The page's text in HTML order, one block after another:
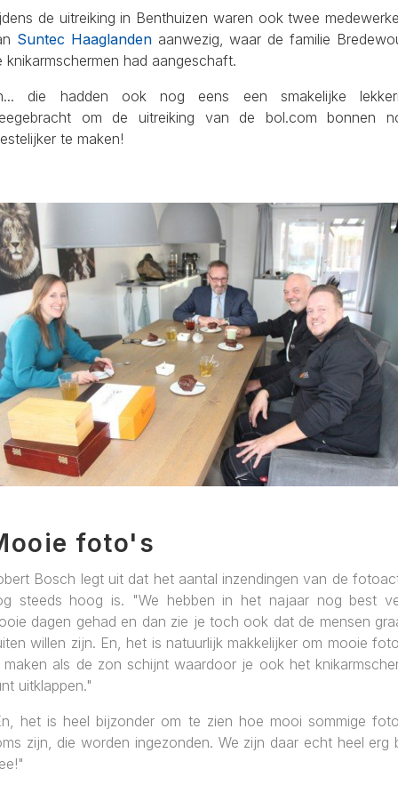
de uitreiking in Benthuizen waren ook twee
Suntec Haaglandenaanwezig, waar de familie
knikarmschermen had aangeschaft.
die hadden ook nog eens een smakelijke
om de uitreiking van de bol.com bonnen
te maken!
foto's
Bosch legt uit dat het aantal inzendingen van de
steeds hoog is. "We hebben in het najaar nog best
dagen gehad en dan zie je toch ook dat de mensen
willen zijn. En, het is natuurlijk makkelijker om mooie
maken als de zon schijnt waardoor je ook het
uitklappen."
het is heel bijzonder om te zien hoe mooi sommige
zijn, die worden ingezonden. We zijn daar echt heel erg